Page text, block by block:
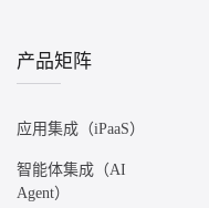
产品矩阵
应用集成（iPaaS）
智能体集成（AI
Agent）